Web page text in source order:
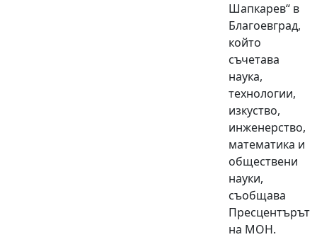
Шапкарев“ в
Благоевград,
който
съчетава
наука,
технологии,
изкуство,
инженерство,
математика и
обществени
науки,
съобщава
Пресцентърът
на МОН.